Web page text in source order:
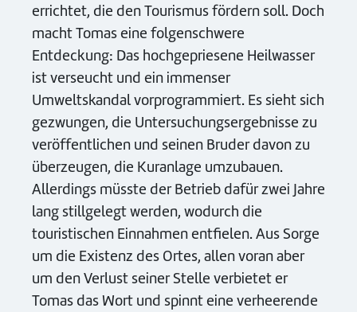
errichtet, die den Tourismus fördern soll. Doch
macht Tomas eine folgenschwere
Entdeckung: Das hochgepriesene Heilwasser
ist verseucht und ein immenser
Umweltskandal vorprogrammiert. Es sieht sich
gezwungen, die Untersuchungsergebnisse zu
veröffentlichen und seinen Bruder davon zu
überzeugen, die Kuranlage umzubauen.
Allerdings müsste der Betrieb dafür zwei Jahre
lang stillgelegt werden, wodurch die
touristischen Einnahmen entfielen. Aus Sorge
um die Existenz des Ortes, allen voran aber
um den Verlust seiner Stelle verbietet er
Tomas das Wort und spinnt eine verheerende